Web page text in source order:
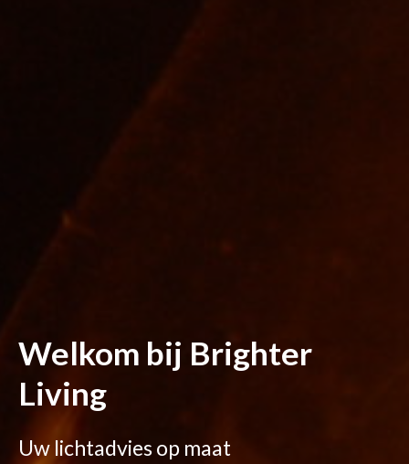
Welkom bij Brighter
Living
Uw lichtadvies op maat